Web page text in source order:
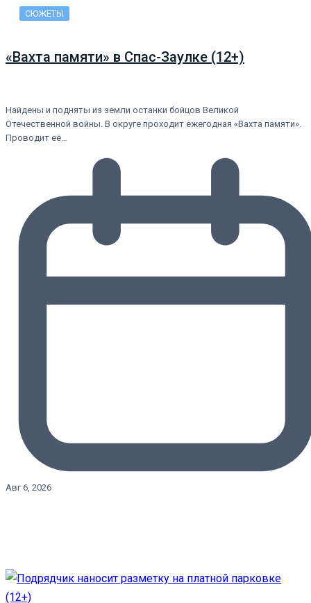
СЮЖЕТЫ
«Вахта памяти» в Спас-Заулке (12+)
Найдены и подняты из земли останки бойцов Великой
Отечественной войны. В округе проходит ежегодная «Вахта памяти».
Проводит её…
Авг 6, 2026